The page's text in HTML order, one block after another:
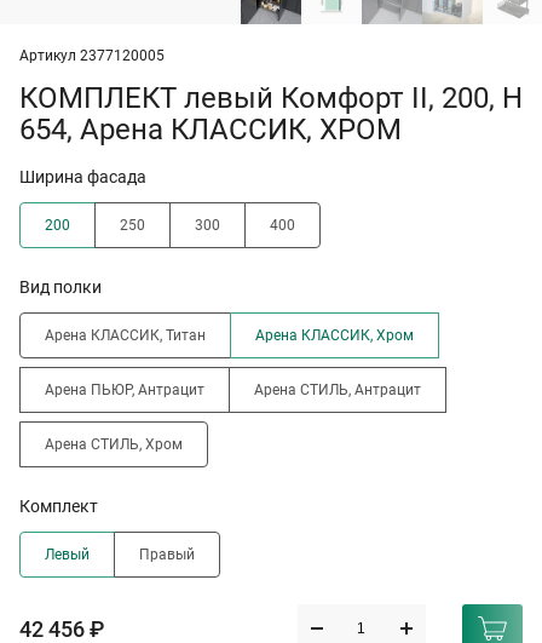
Артикул 2377120005
КОМПЛЕКТ левый Комфорт II, 200, H
654, Арена КЛАССИК, ХРОМ
Ширина фасада
200 250 300 400
Вид полки
Арена КЛАССИК, Титан Арена КЛАССИК, Хром
Арена ПЬЮР, Антрацит Арена СТИЛЬ, Антрацит
Арена СТИЛЬ, Хром
Комплект
Левый Правый
42 456 ₽